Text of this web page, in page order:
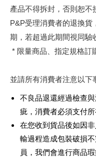
產品不得拆封，否則恕不
P&P受理消費者的退換貨
期，若超過此期間視同驗
* 限量商品
指定規格訂
並請所有消費者注意以下
不良品退還經過檢查
疵，消費者必須支付所
在您收到貨品後如因
輸過程造成包裝破損
員，我們會進行商品